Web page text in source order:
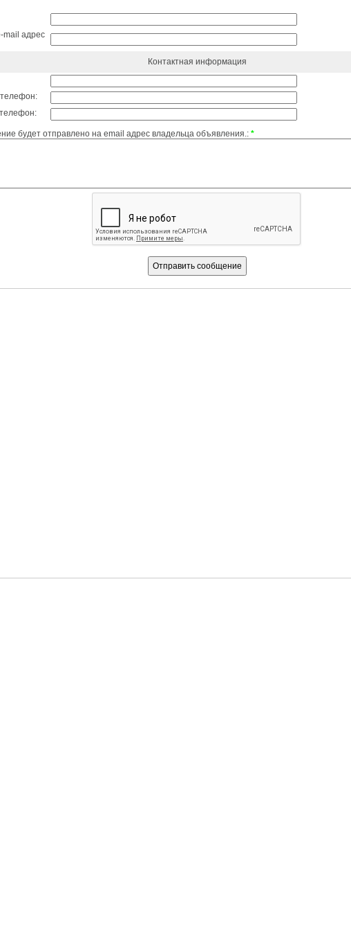
mail адрес
Контактная информация
будет отправлено на email адрес владельца объявления.: *